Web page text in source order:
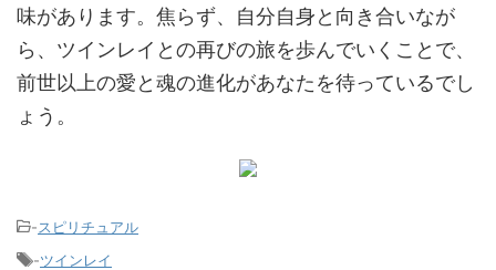
味があります。焦らず、自分自身と向き合いなが
ら、ツインレイとの再びの旅を歩んでいくことで、
前世以上の愛と魂の進化があなたを待っているでし
ょう。
-スピリチュアル
-ツインレイ